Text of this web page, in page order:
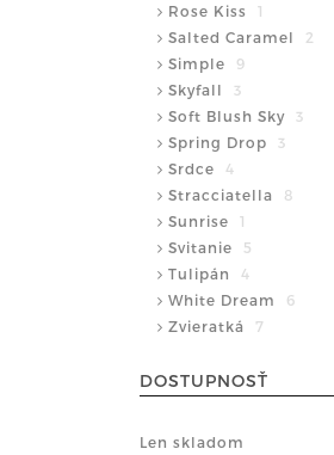
Rose Kiss
1
Salted Caramel
2
Simple
9
Skyfall
3
Soft Blush Sky
3
Spring Drop
3
Srdce
4
Stracciatella
8
Sunrise
1
Svitanie
5
Tulipán
4
White Dream
6
Zvieratká
7
DOSTUPNOSŤ
Len skladom